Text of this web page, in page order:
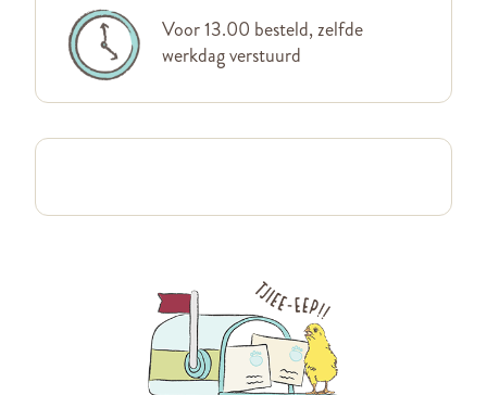
Voor 13.00 besteld, zelfde
werkdag verstuurd